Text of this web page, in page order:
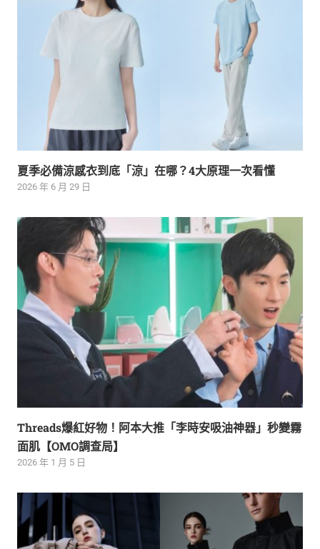
夏季必備涼感衣到底「涼」在哪？4大原理一次看懂
2026 年 6 月 29 日
Threads爆紅好物！阿本大推「李時安吸油神器」秒變霧
面肌【OMO調查局】
2026 年 1 月 5 日